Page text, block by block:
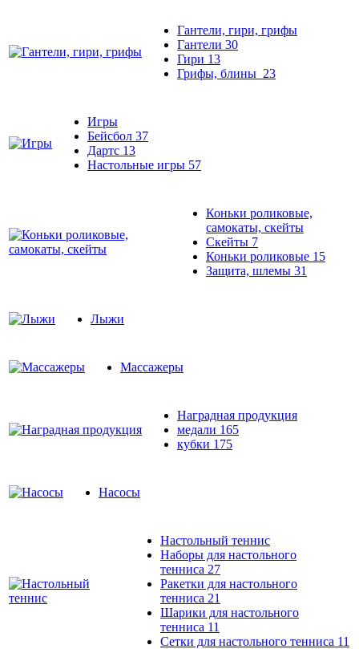
Гантели, гири, грифы
Гантели 30
Гири 13
Грифы, блины 23
Игры
Бейсбол 37
Дартс 13
Настольные игры 57
Коньки роликовые,
самокаты, скейты
Скейты 7
Коньки роликовые 15
Защита, шлемы 31
Лыжи
Массажеры
Наградная продукция
медали 165
кубки 175
Насосы
Настольный теннис
Наборы для настольного
тенниса 27
Ракетки для настольного
тенниса 21
Шарики для настольного
тенниса 11
Сетки для настольного тенниса 11